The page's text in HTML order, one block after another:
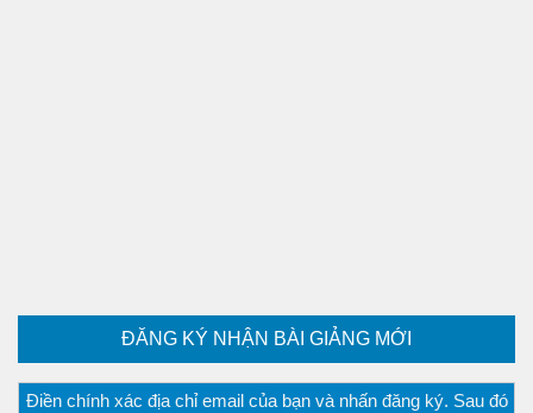
ĐĂNG KÝ NHẬN BÀI GIẢNG MỚI
Điền chính xác địa chỉ email của bạn và nhấn đăng ký. Sau đó